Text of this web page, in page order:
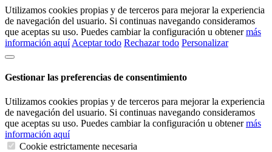
Utilizamos cookies propias y de terceros para mejorar la experiencia
de navegación del usuario. Si continuas navegando consideramos
que aceptas su uso. Puedes cambiar la configuración u obtenermás
información aquí Aceptar todo Rechazar todo Personalizar
Gestionar las preferencias de consentimiento
Utilizamos cookies propias y de terceros para mejorar la experiencia
de navegación del usuario. Si continuas navegando consideramos
que aceptas su uso. Puedes cambiar la configuración u obtenermás
información aquí
Cookie estrictamente necesaria